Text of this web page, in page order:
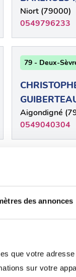
des annonces
que votre
sur votre
Niort (79000)
0549796233
79 - Deux-
Aigondigné
0549040304
PATRICE
Celles-Sur-
79 - Deux-